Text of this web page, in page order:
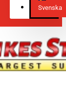
Svenska